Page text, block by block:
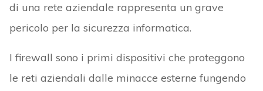
di una rete aziendale rappresenta un grave
pericolo per la sicurezza informatica.
I firewall sono i primi dispositivi che proteggono
le reti aziendali dalle minacce esterne fungendo